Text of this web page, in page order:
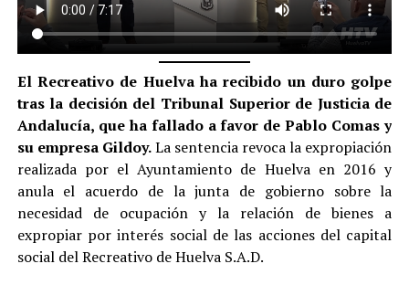
El Recreativo de Huelva ha recibido un duro golpe
tras la decisión del Tribunal Superior de Justicia de
Andalucía, que ha fallado a favor de Pablo Comas y
su empresa Gildoy.La sentencia revoca la expropiación
realizada por el Ayuntamiento de Huelva en 2016 y
anula el acuerdo de la junta de gobierno sobre la
necesidad de ocupación y la relación de bienes a
expropiar por interés social de las acciones del capital
social del Recreativo de Huelva S.A.D.